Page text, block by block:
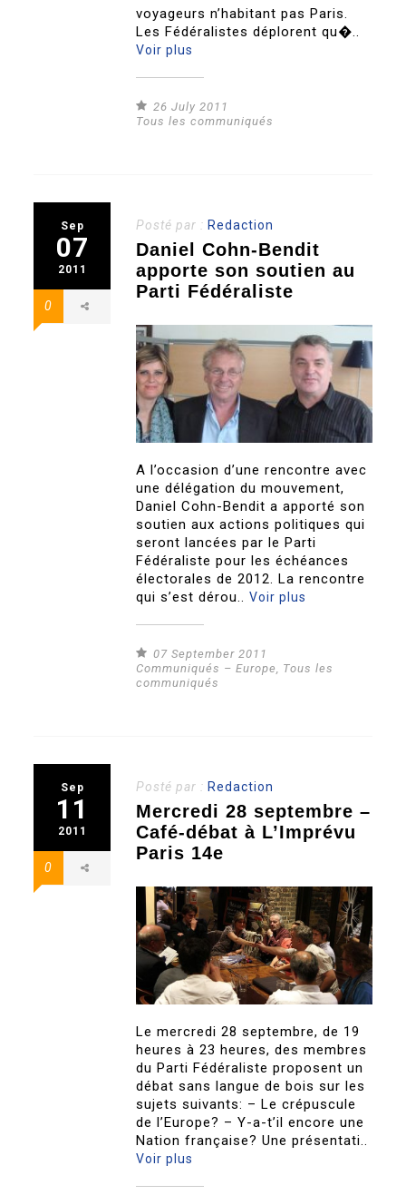
voyageurs n’habitant pas Paris.
Les Fédéralistes déplorent qu�..
Voir plus
26 July 2011
Tous les communiqués
Sep
07
2011
0
Posté par : Redaction
Daniel Cohn-Bendit
apporte son soutien au
Parti Fédéraliste
A l’occasion d’une rencontre avec
une délégation du mouvement,
Daniel Cohn-Bendit a apporté son
soutien aux actions politiques qui
seront lancées par le Parti
Fédéraliste pour les échéances
électorales de 2012. La rencontre
qui s’est dérou..Voir plus
07 September 2011
Communiqués – Europe, Tous les
communiqués
Sep
11
2011
0
Posté par : Redaction
Mercredi 28 septembre –
Café-débat à L’Imprévu
Paris 14e
Le mercredi 28 septembre, de 19
heures à 23 heures, des membres
du Parti Fédéraliste proposent un
débat sans langue de bois sur les
sujets suivants: – Le crépuscule
de l’Europe? – Y-a-t’il encore une
Nation française? Une présentati..
Voir plus